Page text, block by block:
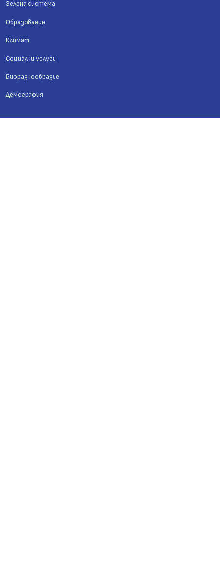
Зелена система
Образование
Климат
Социални услуги
Биоразнообразие
Демография